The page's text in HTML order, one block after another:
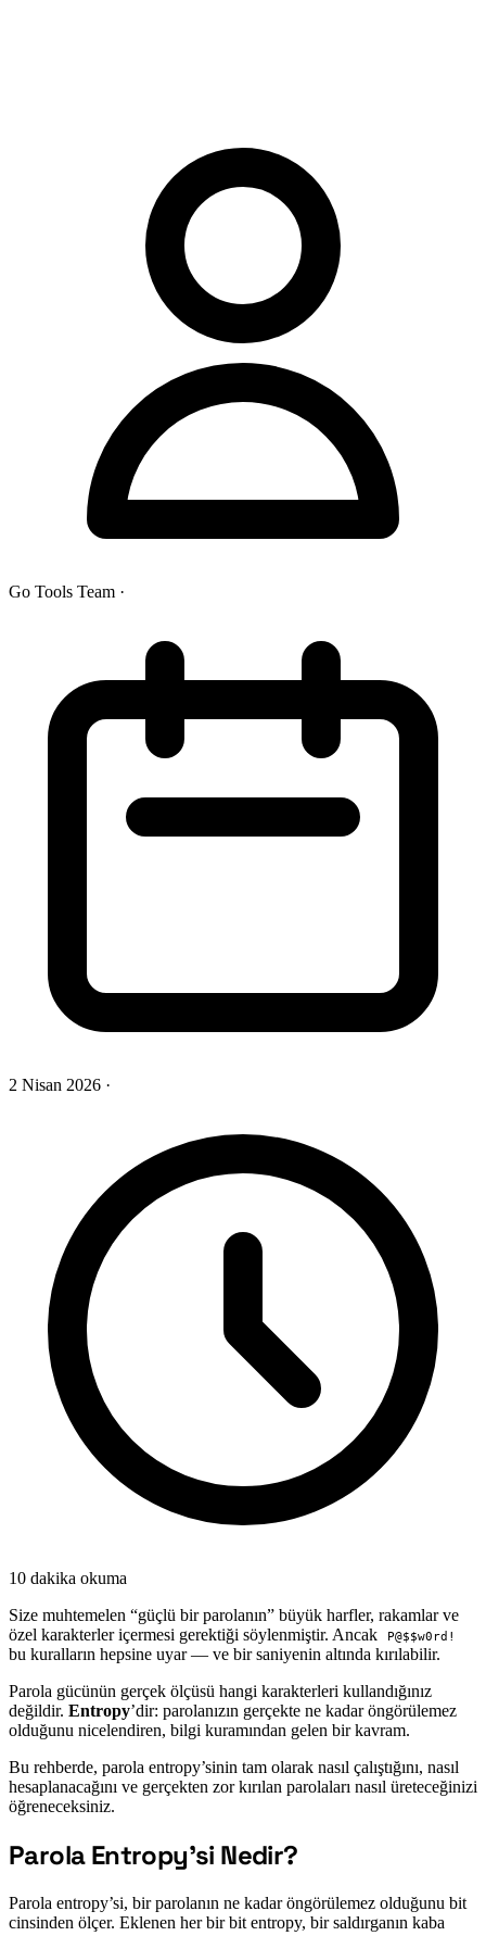
Go Tools Team ·
2 Nisan 2026 ·
10 dakika okuma
Size muhtemelen “güçlü bir parolanın” büyük harfler, rakamlar ve
özel karakterler içermesi gerektiği söylenmiştir. Ancak
P@$$w0rd!
bu kuralların hepsine uyar — ve bir saniyenin altında kırılabilir.
Parola gücünün gerçek ölçüsü hangi karakterleri kullandığınız
değildir. Entropy’dir: parolanızın gerçekte ne kadar öngörülemez
olduğunu nicelendiren, bilgi kuramından gelen bir kavram.
Bu rehberde, parola entropy’sinin tam olarak nasıl çalıştığını, nasıl
hesaplanacağını ve gerçekten zor kırılan parolaları nasıl üreteceğinizi
öğreneceksiniz.
#
Parola Entropy’si Nedir?
Parola entropy’si, bir parolanın ne kadar öngörülemez olduğunu bit
cinsinden ölçer. Eklenen her bir bit entropy, bir saldırganın kaba